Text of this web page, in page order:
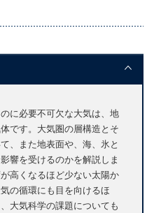
に必要不可欠な大気は、地
です。大気圏の層構造とそ
、また地表面や、海、氷と
響を受けるのかを解説しま
高くなるほど少ない太陽か
の循環にも目を向けるほ
大気科学の課題についても